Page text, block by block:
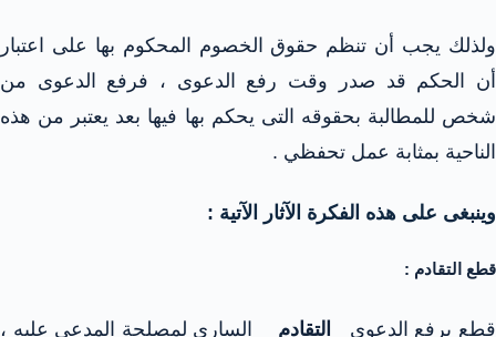
ولذلك يجب أن تنظم حقوق الخصوم المحكوم بها على اعتبار
أن الحكم قد صدر وقت رفع الدعوى ، فرفع الدعوى من
شخص للمطالبة بحقوقه التى يحكم بها فيها بعد يعتبر من هذه
الناحية بمثابة عمل تحفظي .
وينبغى على هذه الفكرة الآثار الآتية :
قطع التقادم :
قطع برفع الدعوى التقادم الساري لمصلحة المدعى عليه ،